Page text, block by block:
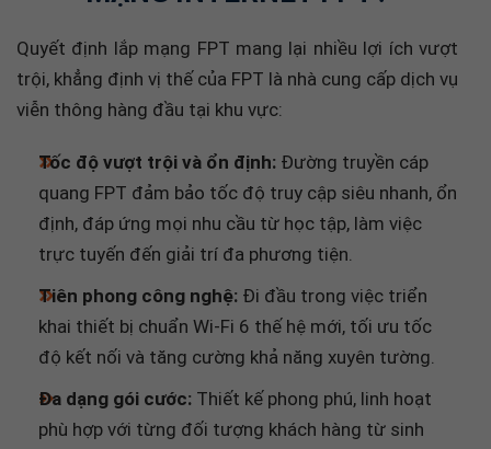
trội, khẳng định vị thế của FPT là nhà cung cấp dịch vụ
viễn thông hàng đầu tại khu vực:
quang FPT đảm bảo tốc độ truy cập siêu nhanh, ổn
định, đáp ứng mọi nhu cầu từ học tập, làm việc
trực tuyến đến giải trí đa phương tiện.
Tiên phong công nghệ:
Đi đầu trong việc triển
khai thiết bị chuẩn Wi-Fi 6 thế hệ mới, tối ưu tốc
độ kết nối và tăng cường khả năng xuyên tường.
Đa dạng gói cước:
Thiết kế phong phú, linh hoạt
phù hợp với từng đối tượng khách hàng từ sinh
viên, gia đình đến các tập đoàn lớn.